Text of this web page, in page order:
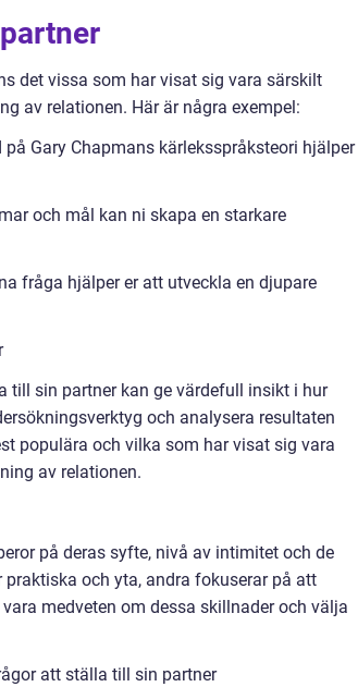
det vissa som har visat sig vara särskilt
av relationen. Här är några exempel:
Gary Chapmans kärleksspråksteori hjälper
och mål kan ni skapa en starkare
fråga hjälper er att utveckla en djupare
sin partner kan ge värdefull insikt i hur
och analysera resultaten
populära och vilka som har visat sig vara
av relationen.
på deras syfte, nivå av intimitet och de
och yta, andra fokuserar på att
medveten om dessa skillnader och välja
att ställa till sin partner